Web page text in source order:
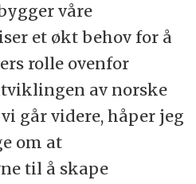
våre
et økt behov for å
rolle ovenfor
av norske
går videre, håper jeg
om at
til å skape